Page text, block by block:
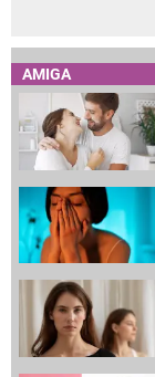
AMIGA